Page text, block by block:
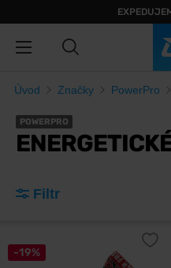
Úvod Značky PowerPro
POWERPRO
Filtr
-19%